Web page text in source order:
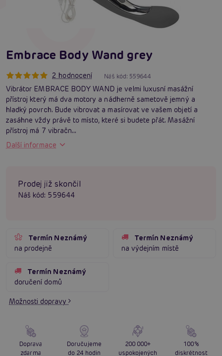
Embrace Body Wand grey
2 hodnocení Náš kód: 559644
Vibrátor EMBRACE BODY WAND je velmi luxusní masážní
přístroj který má dva motory a nádherně sametově jemný a
hladký povrch. Bude vibrovat a masírovat ve vašem objetí a
zasáhne vždy právě to místo, které si budete přát. Masážní
přístroj má 7 vibračn...
Další informace
Prodej již skončil
Náš kód: 559644
Termín Neznámý
na prodejně
Termín Neznámý
na výdejním místě
Termín Neznámý
doručení domů
Možnosti dopravy
Doprava
zdarma
Doručujeme
do 24 hodin
200 000+
uspokojených
100%
diskrétnost